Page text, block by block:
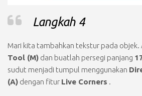
Langkah 4
Mari kita tambahkan tekstur pada objek.
Tool (M) dan buatlah persegi panjang
sudut menjadi tumpul menggunakan
(A) dengan fitur Live Corners .